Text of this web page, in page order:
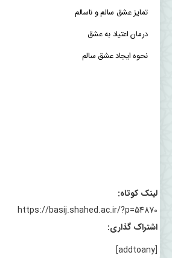
تمايز عشق سالم و ناسالم
درمان اعتیاد به عشق
نحوه ایجاد عشق سالم
لینک کوتاه:
https://basij.shahed.ac.ir/?p=54870
اشتراک گذاری:
[addtoany]